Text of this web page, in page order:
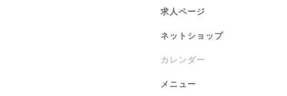
求人ページ
ネットショップ
カレンダー
メニュー